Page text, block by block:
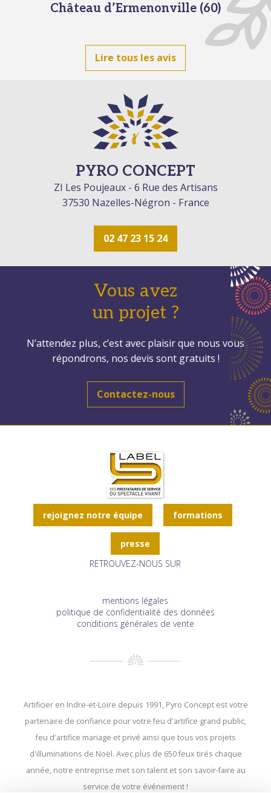
Château d’Ermenonville (60)
Lire tous les avis
PYRO CONCEPT
ZI Les Poujeaux - 6 Rue des Artisans
37530 Nazelles-Négron - France
02 47 23 15 24
Vous avez
un projet ?
N’attendez plus, c’est avec plaisir que nous vous
répondrons, nos devis sont gratuits !
Contactez-nous
rejoignez notre équipe formations
presse
RETROUVEZ-NOUS SUR
mentions légales
politique de confidentialité des données
conditions générales de vente
Artificier en Indre-et-Loire depuis 1991, Pyro Concept est votre
partenaire de confiance pour votre feu d'artifice grand public,
feu d'artifice mariage et privé ainsi que tous vos projets
d'illuminations de Noël. Avec plus de 650 feux tirés chaque
année, notre entreprise met son talent et son savoir-faire au
service de votre événement !